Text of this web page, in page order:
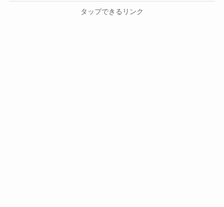
タップできるリンク